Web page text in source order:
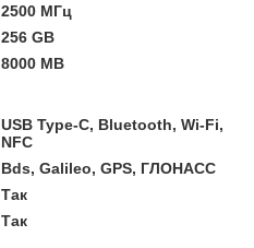
2500 МГц
256 GB
8000 MB
USB Type-C, Bluetooth, Wi-Fi,
NFC
Bds, Galileo, GPS, ГЛОНАСС
Так
Так